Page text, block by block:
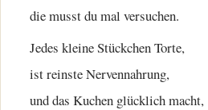
die musst du mal versuchen.
Jedes kleine Stückchen Torte,
ist reinste Nervennahrung,
und das Kuchen glücklich macht,